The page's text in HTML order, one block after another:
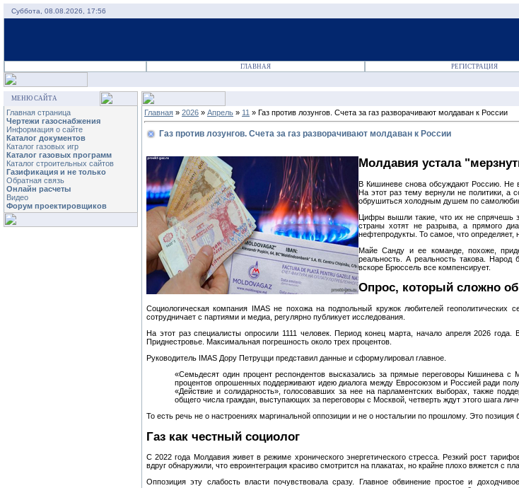
Суббота, 08.08.2026, 17:56
ГЛАВНАЯ РЕГИСТРАЦИЯ
МЕНЮ САЙТА
Главная страница
Чертежи газоснабжения
Информация о сайте
Каталог документов
Каталог газовых игр
Каталог газовых программ
Каталог строительных сайтов
Газификация и не только
Обратная связь
Онлайн расчеты
Видео
Форум проектировщиков
Главная » 2026 » Апрель » 11 » Газ против лозунгов. Счета за газ разворачивают молдаван к России
Газ против лозунгов. Счета за газ разворачивают молдаван к России
Молдавия устала
В Кишиневе снова обсуждают Россию. Не
На этот раз тему вернули не политики, а
обрушиться холодным душем по
Цифры вышли такие, что их не спрячешь
страны хотят не разрыва, а прямого
нефтепродукты. То самое, что определяет,
Майе Санду и ее команде, похоже,
реальность. А реальность такова.
вскоре Брюссель все компенсирует.
Опрос, который сложно
Социологическая компания IMAS не похожа на подпольный кружок любителей геополитических
сотрудничает с партиями и медиа, регулярно публикует исследования.
На этот раз специалисты опросили 1111 человек. Период конец марта, начало апреля 2026 года.
Приднестровье. Максимальная погрешность около трех процентов.
Руководитель IMAS Дору Петруцци представил данные и сформулировал главное.
«Семьдесят один процент респондентов высказались за прямые переговоры Кишинева с
процентов опрошенных поддерживают идею диалога между Евросоюзом и Россией ради
«Действие и солидарность», голосовавших за нее на парламентских выборах, также
общего числа граждан, выступающих за переговоры с Москвой, четверть ждут этого шага
То есть речь не о настроениях маргинальной оппозиции и не о ностальгии по прошлому. Это
Газ как честный социолог
С 2022 года Молдавия живет в режиме хронического энергетического стресса. Резкий рост
вдруг обнаружили, что евроинтеграция красиво смотрится на плакатах, но крайне плохо вяжется с
Оппозиция эту слабость власти почувствовала сразу. Главное обвинение простое и